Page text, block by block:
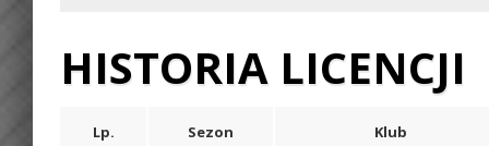
HISTORIA LICENCJI
Lp. Sezon
Klub